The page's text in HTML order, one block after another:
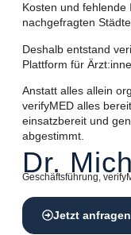
Kosten und
nachgefragten
Deshalb entstand
Plattform für
Anstatt alles allein
verifyMED alles
einsatzbereit und
abgestimmt.
Dr.
Geschäftsführung,
Jetzt anfragen